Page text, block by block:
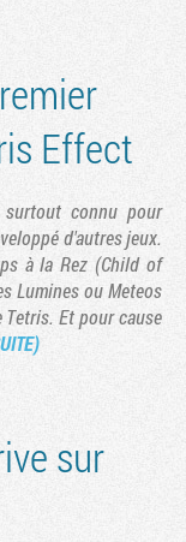
Effect
connu pour
d'autres jeux.
à la Rez (Child of
Lumines ou Meteos
Et pour cause
sur